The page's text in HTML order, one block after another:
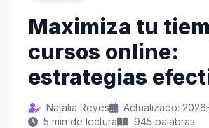
Maximiza tu
cursos online:
estrategias
Natalia Reyes
Actualizado:
5 min de lectura
945 palabras